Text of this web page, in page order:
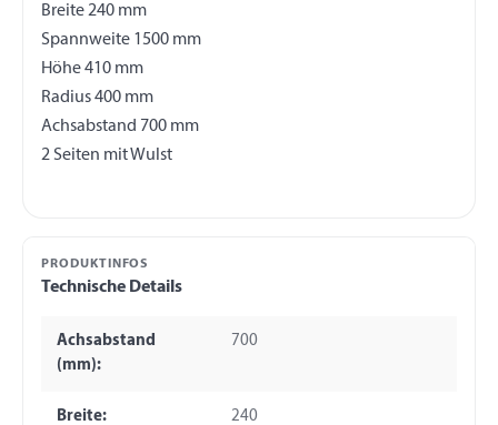
Breite 240 mm
Spannweite 1500 mm
Höhe 410 mm
Radius 400 mm
Achsabstand 700 mm
PRODUKTINFOS
Technische Details
Achsabstand
(mm):
700
Breite: 240